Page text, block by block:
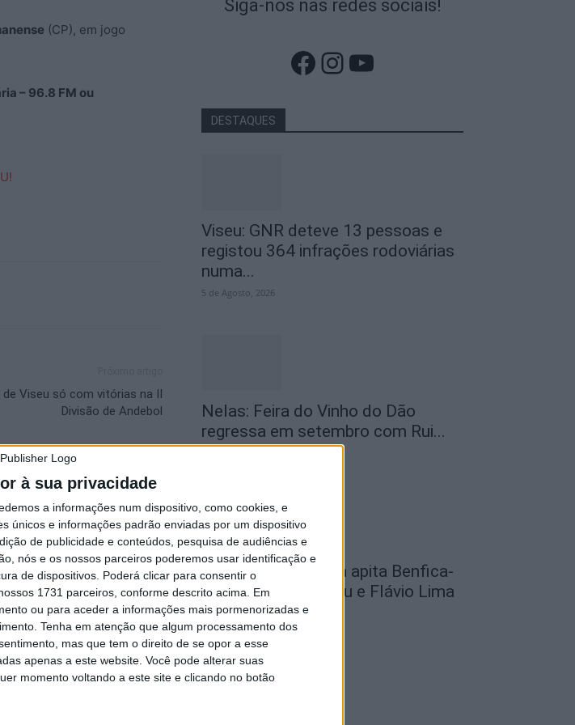
à sua privacidade
a informações num dispositivo, como cookies, e
únicos e informações padrão enviadas por um dispositivo
de publicidade e conteúdos, pesquisa de audiências e
nós e os nossos parceiros poderemos usar identificação e
de dispositivos. Poderá clicar para consentir o
1731 parceiros, conforme descrito acima. Em
ou para aceder a informações mais pormenorizadas e
Tenha em atenção que algum processamento dos
mas que tem o direito de se opor a esse
apenas a este website. Você pode alterar suas
momento voltando a este site e clicando no botão
(CP), em jogo
– 96.8 FM ou
Viseu só com vitórias na II
Divisão de Andebol
e Flávio Lima o
Siga-nos nas redes sociais!
Facebook
Instagram
YouTube
DESTAQUES
Viseu: GNR deteve 13 pessoas e
registou 364 infrações rodoviárias
numa...
5 de Agosto, 2026
Nelas: Feira do Vinho do Dão
regressa em setembro com Rui...
Futebol: David Silva apita Benfica-
Académico de Viseu e Flávio Lima
o...
5 de Agosto, 2026